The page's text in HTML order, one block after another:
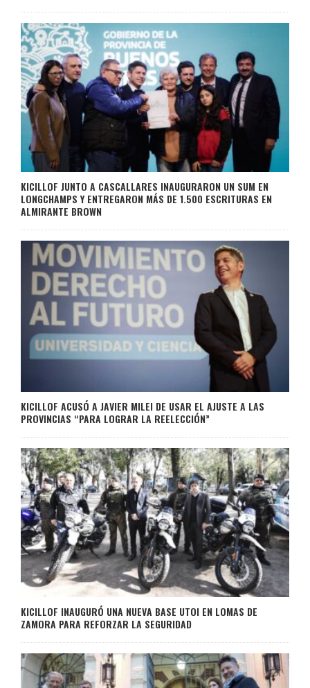
KICILLOF JUNTO A CASCALLARES INAUGURARON UN SUM EN
LONGCHAMPS Y ENTREGARON MÁS DE 1.500 ESCRITURAS EN
ALMIRANTE BROWN
KICILLOF ACUSÓ A JAVIER MILEI DE USAR EL AJUSTE A LAS
PROVINCIAS “PARA LOGRAR LA REELECCIÓN”
KICILLOF INAUGURÓ UNA NUEVA BASE UTOI EN LOMAS DE
ZAMORA PARA REFORZAR LA SEGURIDAD